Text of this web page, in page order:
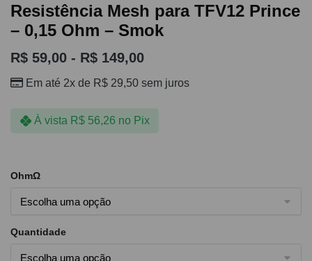
Resistência Mesh para TFV12 Prince
– 0,15 Ohm – Smok
R$ 59,00 - R$ 149,00
Em até 2x de R$ 29,50 sem juros
À vista R$56,26 no Pix
OhmΩ
Quantidade